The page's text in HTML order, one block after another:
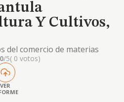
Y Cultivos,
del comercio de materias
animales vivos, materias
y productos semielaborados.
mayor de flores y plantas.
mayor de cereales, tabaco
y alimentos para
0/5( 0 votos)
VER